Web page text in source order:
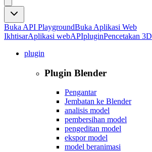
Buka API PlaygroundBuka Aplikasi Web
IkhtisarAplikasi webAPIpluginPencetakan 3D
plugin
Plugin Blender
Pengantar
Jembatan ke Blender
analisis model
pembersihan model
pengeditan model
ekspor model
model beranimasi